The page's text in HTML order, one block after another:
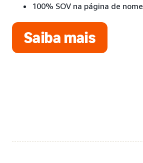
100% SOV na página de nome
Saiba mais